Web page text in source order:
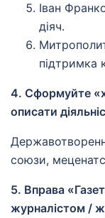
Іван
діяч.
підтримка
4. Сформуйте
описати
союзи,
5. Вправа
журналістом /